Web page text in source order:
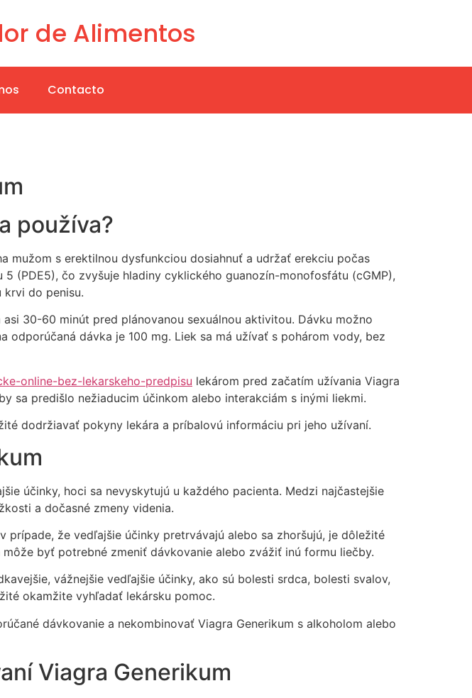
de Alimentos
Contacto
používa?
mužom s erektilnou dysfunkciou dosiahnuť a udržať erekciu počas
(PDE5), čo zvyšuje hladiny cyklického guanozín-monofosfátu (cGMP),
krvi do penisu.
30-60 minút pred plánovanou sexuálnou aktivitou. Dávku možno
dávka je 100 mg. Liek sa má užívať s pohárom vody, bez
online-bez-lekarskeho-predpisu lekárom pred začatím užívania Viagra
sa predišlo nežiaducim účinkom alebo interakciám s inými liekmi.
dodržiavať pokyny lekára a príbalovú informáciu pri jeho užívaní.
účinky, hoci sa nevyskytujú u každého pacienta. Medzi najčastejšie
a dočasné zmeny videnia.
že vedľajšie účinky pretrvávajú alebo sa zhoršujú, je dôležité
byť potrebné zmeniť dávkovanie alebo zvážiť inú formu liečby.
vážnejšie vedľajšie účinky, ako sú bolesti srdca, bolesti svalov,
okamžite vyhľadať lekársku pomoc.
dávkovanie a nekombinovať Viagra Generikum s alkoholom alebo
Viagra Generikum